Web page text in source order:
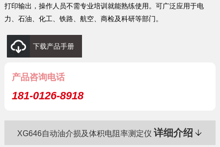
打印输出，操作人员不需专业培训就能熟练使用。可广泛应用于电
力、石油、化工、铁路、航空、商检及科研等部门。
下载产品手册
产品咨询电话
181-0126-8918
XG646自动油介损及体积电阻率测定仪 详细介绍